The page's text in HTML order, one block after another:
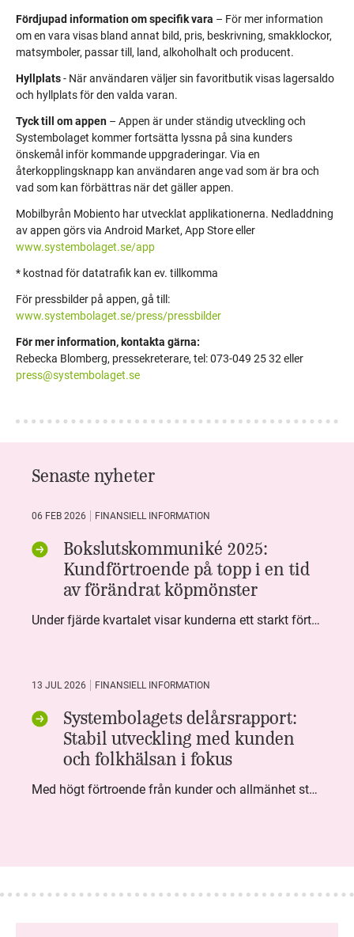
Fördjupad information om specifik vara – För mer information
om en vara visas bland annat bild, pris, beskrivning, smakklockor,
matsymboler, passar till, land, alkoholhalt och producent.
Hyllplats- När användaren väljer sin favoritbutik visas lagersaldo
och hyllplats för den valda varan.
Tyck till om appen – Appen är under ständig utveckling och
Systembolaget kommer fortsätta lyssna på sina kunders
önskemål inför kommande uppgraderingar. Via en
återkopplingsknapp kan användaren ange vad som är bra och
vad som kan förbättras när det gäller appen.
Mobilbyrån Mobiento har utvecklat applikationerna. Nedladdning
av appen görs via Android Market, App Store eller
www.systembolaget.se/app
* kostnad för datatrafik kan ev. tillkomma
För pressbilder på appen, gå till:
www.systembolaget.se/press/pressbilder
För mer information, kontakta gärna:
Rebecka Blomberg, pressekreterare, tel: 073-049 25 32 eller
press@systembolaget.se
Senaste nyheter
06 FEB 2026 FINANSIELL INFORMATION
Bokslutskommuniké 2025:
Kundförtroende på topp i en tid
av förändrat köpmönster
Under fjärde kvartalet visar kunderna ett starkt förtroende för Systembolaget. Nöjd Kund Index (NKI) når en ny rekordnivå och bidrar till att även helåret avslutar starkt. Arbetet med ansvarsfull försäljning ger tydliga resultat där ålderskontroller når sina högsta nivåer någonsin. Samtidigt fortsätter kundernas val att förändras. Allt fler väljer öl och drycker med lägre alkoholhalt. Vi ser också en lägre försäljningsvolym under kvartalet, en utveckling som ligger i linje med den långsiktiga minskningen i alkoholkonsumtionen i Sverige. De officiella konsumtionssiffrorna från CAN för 2025 kommer först under våren men försäljningssiffrorna pekar åt samma håll.
13 JUL 2026 FINANSIELL INFORMATION
Systembolagets delårsrapport:
Stabil utveckling med kunden
och folkhälsan i fokus
Med högt förtroende från kunder och allmänhet står Systembolaget stabilt i samhällsuppdraget. Under kvartalet togs flera steg inom folkhälsa, kundnytta och minskad klimatpåverkan. Nettoomsättningen var i nivå med föregående år och effektiviseringar av verksamheten möjliggjorde fortsatt anpassning för att möta nya behov.